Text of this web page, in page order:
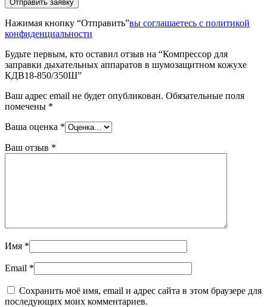
Отправить заявку
Нажимая кнопку “Отправить”вы соглашаетесь с политикой
конфиденциальности
Будьте первым, кто оставил отзыв на “Компрессор для
заправки дыхательных аппаратов в шумозащитном кожухе
КДВ18-850/350Ш”
Ваш адрес email не будет опубликован. Обязательные поля
помечены *
Ваша оценка *
Ваш отзыв *
Имя *
Email *
Сохранить моё имя, email и адрес сайта в этом браузере для
последующих моих комментариев.